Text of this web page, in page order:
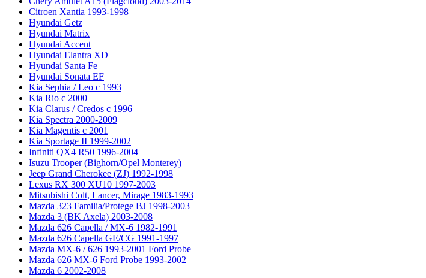
Citroen Xantia 1993-1998
Hyundai Getz
Hyundai Matrix
Hyundai Accent
Hyundai Elantra XD
Hyundai Santa Fe
Hyundai Sonata EF
Kia Sephia / Leo с 1993
Kia Rio с 2000
Kia Clarus / Credos с 1996
Kia Spectra 2000-2009
Kia Magentis с 2001
Kia Sportage II 1999-2002
Infiniti QX4 R50 1996-2004
Isuzu Trooper (Bighorn/Opel Monterey)
Jeep Grand Cherokee (ZJ) 1992-1998
Lexus RX 300 XU10 1997-2003
Mitsubishi Colt, Lancer, Mirage 1983-1993
Mazda 323 Familia/Protege BJ 1998-2003
Mazda 3 (BK Axela) 2003-2008
Mazda 626 Capella / MX-6 1982-1991
Mazda 626 Capella GE/CG 1991-1997
Mazda MX-6 / 626 1993-2001 Ford Probe
Mazda 626 MX-6 Ford Probe 1993-2002
Mazda 6 2002-2008